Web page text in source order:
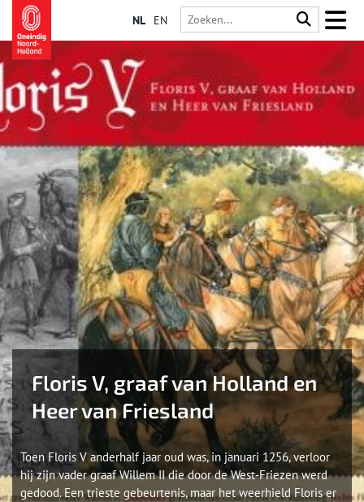
NL EN
Floris V, graaf van Holland en
Heer van Friesland
Toen Floris V anderhalf jaar oud was, in januari 1256, verloor
hij zijn vader graaf Willem II die door de West-Friezen werd
gedood. Een trieste gebeurtenis, maar het weerhield Floris er